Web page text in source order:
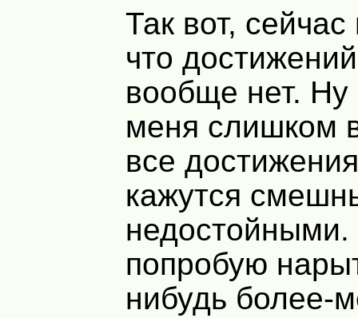
Так вот,
что
вообще нет.
меня слишком
все
кажутся
попробую
нибудь более-